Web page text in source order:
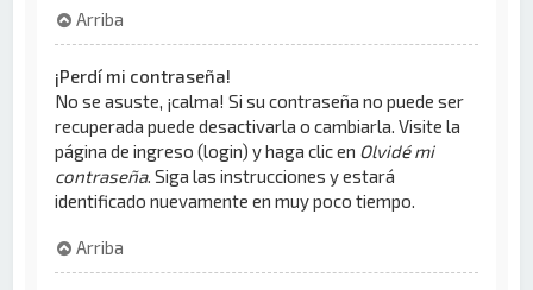
Arriba
¡Perdí mi contraseña!
No se asuste, ¡calma! Si su contraseña no puede ser
recuperada puede desactivarla o cambiarla. Visite la
página de ingreso (login) y haga clic en Olvidé mi
contraseña. Siga las instrucciones y estará
identificado nuevamente en muy poco tiempo.
Arriba